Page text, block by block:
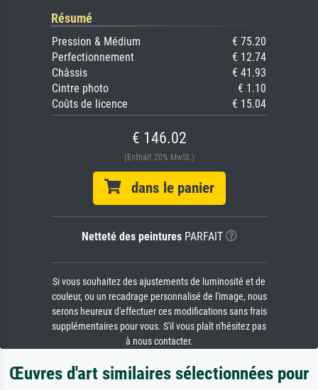
Résumé
Pression & Médium
€ 75.20
Perfectionnement
€ 12.74
Châssis
€ 41.93
Cintre photo
€ 1.10
Coûts de licence
€ 15.04
€ 146.02
(Enthält 20% MwSt.)
dans le panier
Netteté des peinturesPARFAIT
Si vous souhaitez des ajustements de luminosité et de
couleur, ou un recadrage personnalisé de l'image, nous
serons heureux d'effectuer ces modifications sans frais
supplémentaires pour vous. S'il vous plaît n'hésitez pas
à nous contacter.
Œuvres d'art similaires sélectionnées pour